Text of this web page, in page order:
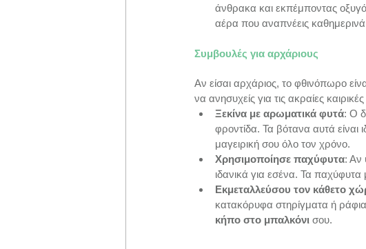
άνθρακα και εκπέμποντας
αέρα που αναπνέεις
Συμβουλές για αρχάριους
Αν είσαι αρχάριος, το φθινόπωρο
να ανησυχείς για τις ακραίες
Ξεκίνα με αρωματικά φυτά: Ο
φροντίδα. Τα βότανα αυτά είναι
μαγειρική σου όλο τον χρόνο.
Χρησιμοποίησε παχύφυτα: Αν
ιδανικά για εσένα. Τα
Εκμεταλλεύσου τον κάθετο
κατακόρυφα στηρίγματα ή
κήπο στο μπαλκόνι σου.